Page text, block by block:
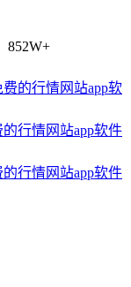
852W+
行情网站app软件
行情网站app软件